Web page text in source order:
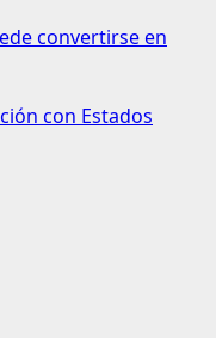
convertirse en
con Estados